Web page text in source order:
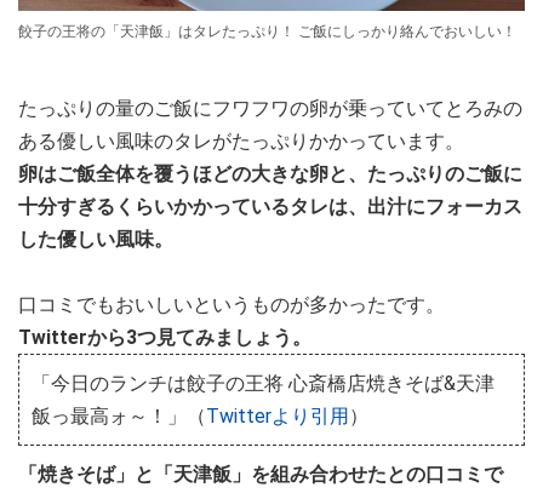
餃子の王将の「天津飯」はタレたっぷり！ ご飯にしっかり絡んでおいしい！
たっぷりの量のご飯にフワフワの卵が乗っていてとろみの
ある優しい風味のタレがたっぷりかかっています。
卵はご飯全体を覆うほどの大きな卵と、たっぷりのご飯に
十分すぎるくらいかかっているタレは、出汁にフォーカス
した優しい風味。
口コミでもおいしいというものが多かったです。
Twitterから3つ見てみましょう。
「今日のランチは餃子の王将 心斎橋店焼きそば&天津
飯っ最高ォ～！」（Twitterより引用）
「焼きそば」と「天津飯」を組み合わせたとの口コミで